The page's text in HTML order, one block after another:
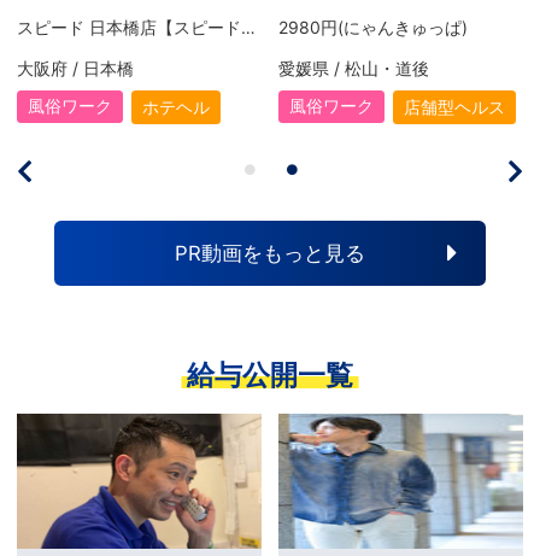
スピード 日本橋店【スピードグループ】
大阪府 / 日本橋
風俗ワーク
ホテヘル
2980円(にゃんきゅっぱ)
愛媛県 / 松山・道後
風俗ワーク
店舗型ヘルス
PR動画をもっと見る
給与公開一覧